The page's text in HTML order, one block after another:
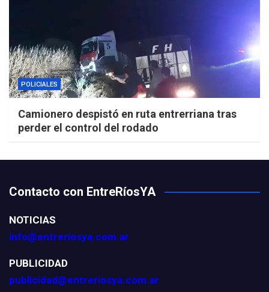
POLICIALES
Camionero despistó en ruta entrerriana tras
perder el control del rodado
Contacto con EntreRíosYA
NOTICIAS
info@entreriosya.com.ar
PUBLICIDAD
publicidad@entreriosya.com.ar